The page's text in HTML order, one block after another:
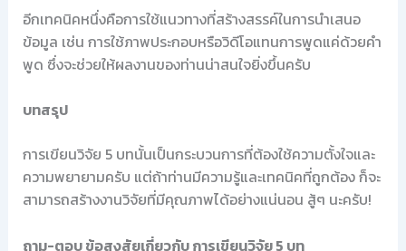
อีกเทคนิคหนึ่งคือการใช้แนวทางที่สร้างสรรค์ในการนำเสนอ
ข้อมูล เช่น การใช้ภาพประกอบหรือวิดีโอแทนการพูดแค่ด้วยคำ
พูด ซึ่งจะช่วยให้ผลงานของท่านน่าสนใจยิ่งขึ้นครับ
บทสรุป
การเขียนวิจัย 5 บทนั้นเป็นกระบวนการที่ต้องใช้ความตั้งใจและ
ความพยายามครับ แต่ถ้าท่านมีความรู้และเทคนิคที่ถูกต้อง ก็จะ
สามารถสร้างงานวิจัยที่มีคุณภาพได้อย่างแน่นอน สู้ๆ นะครับ!
ถาม-ตอบ ข้อสงสัยเกี่ยวกับ การเขียนวิจัย 5 บท